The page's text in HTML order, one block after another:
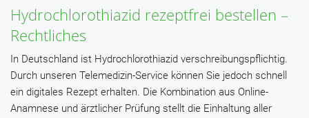
Hydrochlorothiazid rezeptfrei bestellen –
Rechtliches
In Deutschland ist Hydrochlorothiazid verschreibungspflichtig.
Durch unseren Telemedizin-Service können Sie jedoch schnell
ein digitales Rezept erhalten. Die Kombination aus Online-
Anamnese und ärztlicher Prüfung stellt die Einhaltung aller